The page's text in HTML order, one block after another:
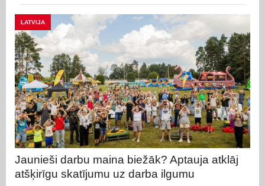
LATVIJA
Jaunieši darbu maina biežāk? Aptauja atklāj
atšķirīgu skatījumu uz darba ilgumu